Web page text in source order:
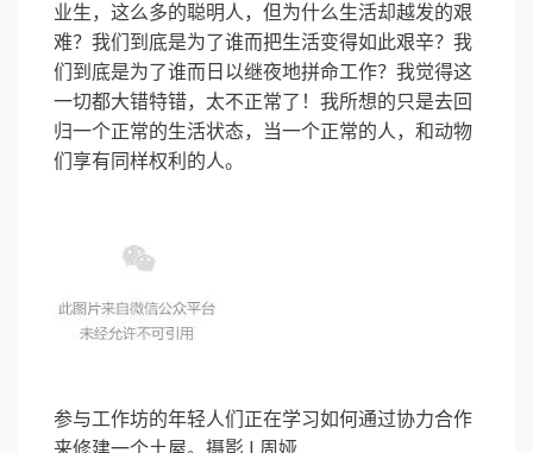
业生，这么多的聪明人，但为什么生活却越发的艰
难？我们到底是为了谁而把生活变得如此艰辛？我
们到底是为了谁而日以继夜地拼命工作？我觉得这
一切都大错特错，太不正常了！我所想的只是去回
归一个正常的生活状态，当一个正常的人，和动物
们享有同样权利的人。
参与工作坊的年轻人们正在学习如何通过协力合作